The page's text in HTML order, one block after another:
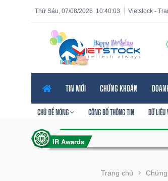
10:40:05
Thứ Sáu, 07/08/2026 Vietstock -
TIN MỚI CHỨNG KHOÁN
CHỦ ĐỀ NÓNG CÔNG BỐ THÔNG TIN DỮ
Trang chủ
Tính năng
năng
VIETSTOCK